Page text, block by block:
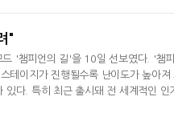
"
'챔피언의 길'을 10일 선보였다. '챔
테이지가 진행될수록 난이도가 높아져
다. 특히 최근 출시돼 전 세계적인 인
딩을 마련하는 등 라이엇이 신규 콘텐